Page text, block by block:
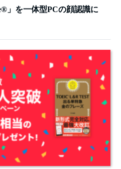
」を一体型PCの顔認識に